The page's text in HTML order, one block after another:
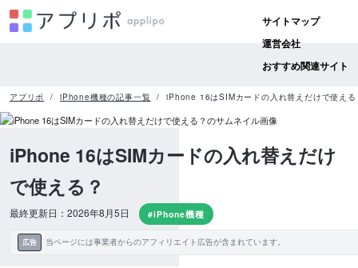
サイトマップ
運営会社
おすすめ関連サイト
アプリポ iPhone機種の記事一覧 iPhone 16はSIMカードの入れ替えだけで使える
iPhone 16はSIMカードの入れ替えだけ
で使える？
最終更新日：2026年8月5日 #iPhone機種
広告 当ページには事業者からのアフィリエイト広告が含まれています。